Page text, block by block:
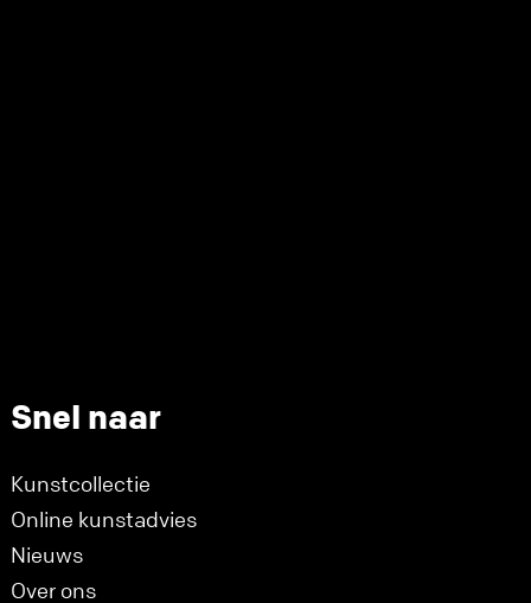
Snel naar
Kunstcollectie
Online kunstadvies
Nieuws
Over ons